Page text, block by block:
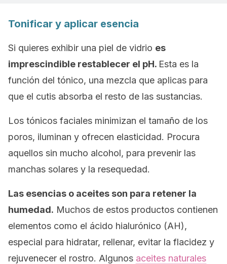
Tonificar y aplicar esencia
Si quieres exhibir una piel de vidrio es
imprescindible restablecer el pH. Esta es la
función del tónico, una mezcla que aplicas para
que el cutis absorba el resto de las sustancias.
Los tónicos faciales minimizan el tamaño de los
poros, iluminan y ofrecen elasticidad. Procura
aquellos sin mucho alcohol, para prevenir las
manchas solares y la resequedad.
Las esencias o aceites son para retener la
humedad. Muchos de estos productos contienen
elementos como el ácido hialurónico (AH),
especial para hidratar, rellenar, evitar la flacidez y
rejuvenecer el rostro. Algunos aceites naturales